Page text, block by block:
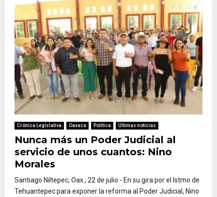
Crónica Legislativa Oaxaca Política Ultimas noticias
Nunca más un Poder Judicial al
servicio de unos cuantos: Nino
Morales
Santiago Niltepec, Oax., 22 de julio.- En su gira por el Istmo de
Tehuantepec para exponer la reforma al Poder Judicial, Nino